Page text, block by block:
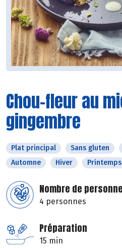
Chou-fleur au
gingembre
Plat principal Sans gluten
Automne
Hiver Printemps
Nombre de
4 personnes
Préparation
15 min